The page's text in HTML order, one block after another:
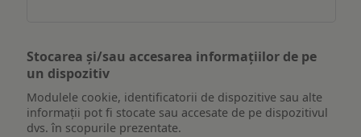
Stocarea și/sau accesarea informațiilor de pe
un dispozitiv
Modulele cookie, identificatorii de dispozitive sau alte
informații pot fi stocate sau accesate de pe dispozitivul
dvs. în scopurile prezentate.